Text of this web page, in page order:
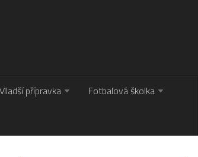
přípravka Fotbalová školka